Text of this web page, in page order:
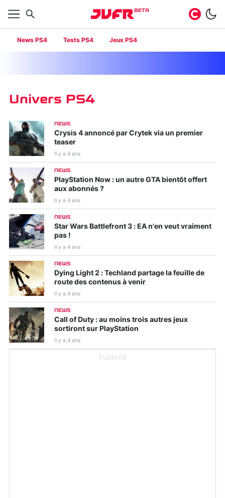
BETA
News PS4 Tests PS4 Jeux PS4
Univers PS4
NEWS
Crysis 4 annoncé par Crytek via un premier
teaser
Il y a 4 ans
NEWS
PlayStation Now : un autre GTA bientôt offert
aux abonnés ?
Il y a 4 ans
NEWS
Star Wars Battlefront 3 : EA n'en veut vraiment
pas !
Il y a 4 ans
NEWS
Dying Light 2 : Techland partage la feuille de
route des contenus à venir
Il y a 4 ans
NEWS
Call of Duty : au moins trois autres jeux
sortiront sur PlayStation
Il y a 4 ans
Publicité